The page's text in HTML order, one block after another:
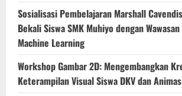
Sosialisasi Pembelajaran Marshall
Bekali Siswa SMK Muhiyo dengan
Machine Learning
Workshop Gambar 2D: Mengembangkan
Keterampilan Visual Siswa DKV dan